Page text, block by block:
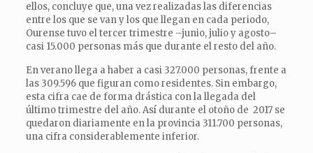
ellos, concluye que, una vez realizadas las diferencias
entre los que se van y los que llegan en cada periodo,
Ourense tuvo el tercer trimestre –junio, julio y agosto–
casi 15.000 personas más que durante el resto del año.
En verano llega a haber a casi 327.000 personas, frente a
las 309.596 que figuran como residentes. Sin embargo,
esta cifra cae de forma drástica con la llegada del
último trimestre del año. Así durante el otoño de 2017 se
quedaron diariamente en la provincia 311.700 personas,
una cifra considerablemente inferior.